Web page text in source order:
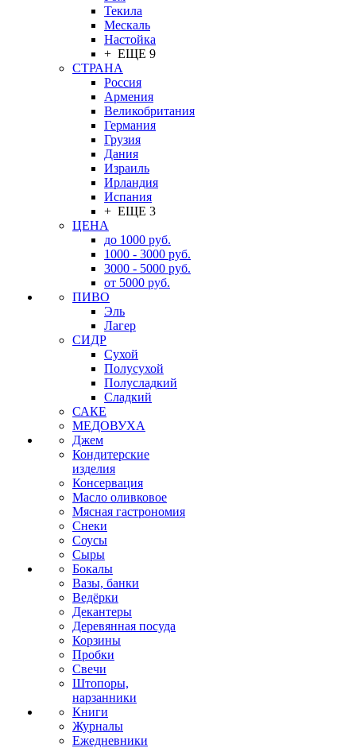
Текила
Мескаль
Настойка
+ ЕЩЕ 9
СТРАНА
Россия
Армения
Великобритания
Германия
Грузия
Дания
Израиль
Ирландия
Испания
+ ЕЩЕ 3
ЦЕНА
до 1000 руб.
1000 - 3000 руб.
3000 - 5000 руб.
от 5000 руб.
ПИВО
Эль
Лагер
СИДР
Сухой
Полусухой
Полусладкий
Сладкий
САКЕ
МЕДОВУХА
Джем
Кондитерские
изделия
Консервация
Масло оливковое
Мясная гастрономия
Снеки
Соусы
Сыры
Бокалы
Вазы, банки
Ведёрки
Декантеры
Деревянная посуда
Корзины
Пробки
Свечи
Штопоры,
нарзанники
Книги
Журналы
Ежедневники